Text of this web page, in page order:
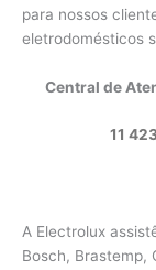
para nossos
eletrodomésticos
Central de
11
A Electrolux
Bosch, Brastemp,